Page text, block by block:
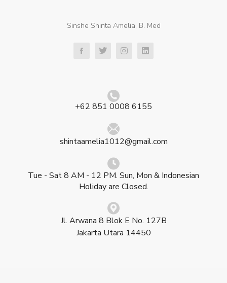
Sinshe Shinta Amelia, B. Med
+62 851 0008 6155
shintaamelia1012@gmail.com
Tue - Sat 8 AM - 12 PM. Sun, Mon & Indonesian
Holiday are Closed.
Jl. Arwana 8 Blok E No. 127B
Jakarta Utara 14450